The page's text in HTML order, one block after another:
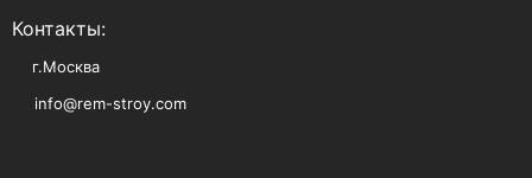
Контакты:
г.Москва
info@rem-stroy.com